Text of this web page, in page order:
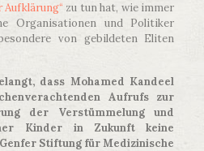
Aufklärung“ zu tun hat, wie immer
Organisationen und Politiker
von gebildeten Eliten
dass Mohamed Kandeel
Aufrufs zur
der Verstümmelung und
Kinder in Zukunft keine
Stiftung für Medizinische